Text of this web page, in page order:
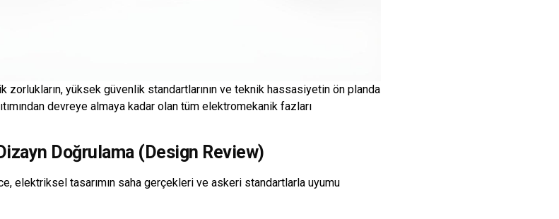
yüksek güvenlik standartlarının ve teknik hassasiyetin ön planda
devreye almaya kadar olan tüm elektromekanik fazları
Doğrulama (Design Review)
elektriksel tasarımın saha gerçekleri ve askeri standartlarla uyumu